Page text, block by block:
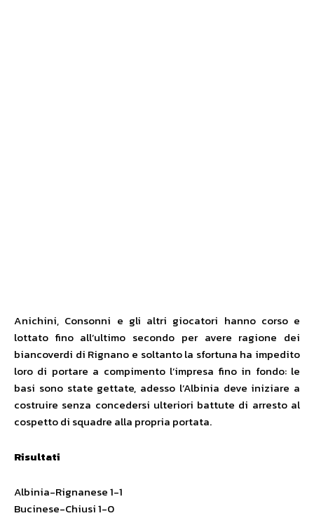
Anichini, Consonni e gli altri giocatori hanno corso e
lottato fino all’ultimo secondo per avere ragione dei
biancoverdi di Rignano e soltanto la sfortuna ha impedito
loro di portare a compimento l’impresa fino in fondo: le
basi sono state gettate, adesso l’Albinia deve iniziare a
costruire senza concedersi ulteriori battute di arresto al
cospetto di squadre alla propria portata.
Risultati
Albinia-Rignanese 1-1
Bucinese-Chiusi 1-0